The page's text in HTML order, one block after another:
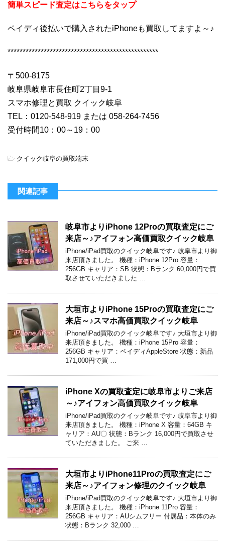
簡単スピード査定はこちらをタップ
ペイディ後払いで購入されたiPhoneも買取してますよ～♪
**************************************************
〒500-8175
岐阜県岐阜市長住町2丁目9-1
スマホ修理と買取 クイック岐阜
TEL：0120-548-919 または 058-264-7456
受付時間10：00～19：00
-クイック岐阜の買取端末
関連記事
岐阜市よりiPhone 12Proの買取査定にご
来店～♪アイフォン高価買取クイック岐阜
iPhone/iPad買取のクイック岐阜です♪ 岐阜市より御
来店頂きました。 機種：iPhone 12Pro 容量：
256GB キャリア：SB 状態：Bランク 60,000円で買
取させていただきました …
大垣市よりiPhone 15Proの買取査定にご
来店～♪スマホ高価買取クイック岐阜
iPhone/iPad買取のクイック岐阜です♪ 大垣市より御
来店頂きました。 機種：iPhone 15Pro 容量：
256GB キャリア：ペイディAppleStore 状態：新品
171,000円で買 …
iPhone Xの買取査定に岐阜市よりご来店
～♪アイフォン高価買取クイック岐阜
iPhone/iPad買取のクイック岐阜です♪ 岐阜市より御
来店頂きました。 機種：iPhone X 容量：64GB キ
ャリア：AU〇 状態：Bランク 16,000円で買取させ
ていただきました。 ご来 …
大垣市よりiPhone11Proの買取査定にご
来店～♪アイフォン修理のクイック岐阜
iPhone/iPad買取のクイック岐阜です♪ 大垣市より御
来店頂きました。 機種：iPhone 11Pro 容量：
256GB キャリア：AUシムフリー 付属品：本体のみ
状態：Bランク 32,000 …